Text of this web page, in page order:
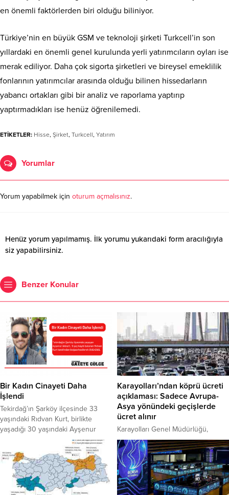
en önemli faktörlerden biri olduğu biliniyor.
Türkiye’nin en büyük GSM ve teknoloji şirketi Turkcell’in son
yıllardaki en önemli genel kurulunda yerli yatırımcıların oyları ise
merak ediliyor. Daha çok sigorta şirketleri ve bireysel emeklilik
fonlarının yatırımcılar arasında olduğu bilinen hissedarların
yabancı ortakları gibi bir analiz ve raporlama yaptırıp
yaptırmadıkları ise henüz öğrenilemedi.
ETİKETLER: Hisse, Şirket, Turkcell, Yatırım
Yorumlar
Yorum yapabilmek için oturum açmalısınız.
Henüz yorum yapılmamış. İlk yorumu yukarıdaki form aracılığıyla
siz yapabilirsiniz.
Benzer Konular
Bir Kadın Cinayeti Daha
İşlendi
Tekirdağ’ın Şarköy ilçesinde 33
yaşındaki Rıdvan Kurt, birlikte
yaşadığı 30 yaşındaki Ayşenur
Akkurt’u, boğazından keserek
öldürdü. Yakınlarına teslim edilen
Akkurt’un cenazesi, öğle namazının
ardından şehir mezarlığına
defnedildi. Cinayetin ardından
kendi bileklerini keserek intihara
Karayolları’ndan köprü ücreti
açıklaması: Sadece Avrupa-
Asya yönündeki geçişlerde
ücret alınır
Karayolları Genel Müdürlüğü,
geçtiğimiz günlerde sosyal
medyaya yansıyan, İstanbul’daki
boğaz köprülerinden her geçişte
ücret alındığına dair iddiaları
reddetti. Köprülerden geçişte
ücret alındığı iddiasını, bir